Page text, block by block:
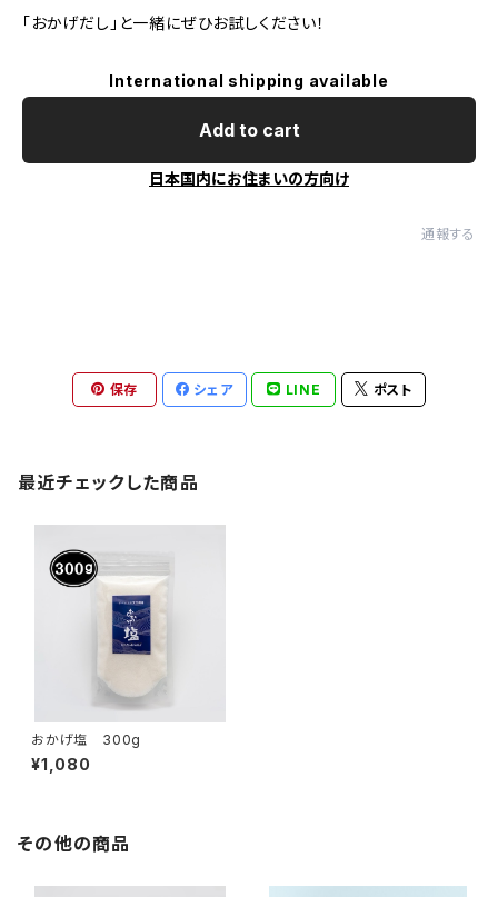
「おかげだし」と一緒にぜひお試しください！
International shipping available
Add to cart
日本国内にお住まいの方向け
通報する
保存 シェア LINE ポスト
最近チェックした商品
おかげ塩 300g
¥1,080
その他の商品